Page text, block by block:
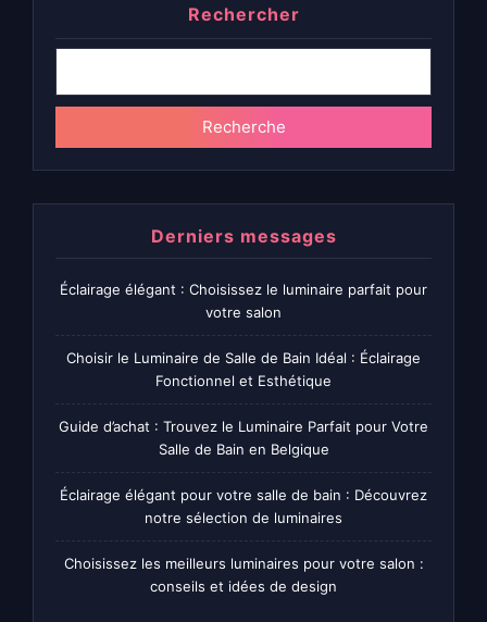
Rechercher
Recherche
Derniers messages
Éclairage élégant : Choisissez le luminaire parfait pour
votre salon
Choisir le Luminaire de Salle de Bain Idéal : Éclairage
Fonctionnel et Esthétique
Guide d’achat : Trouvez le Luminaire Parfait pour Votre
Salle de Bain en Belgique
Éclairage élégant pour votre salle de bain : Découvrez
notre sélection de luminaires
Choisissez les meilleurs luminaires pour votre salon :
conseils et idées de design